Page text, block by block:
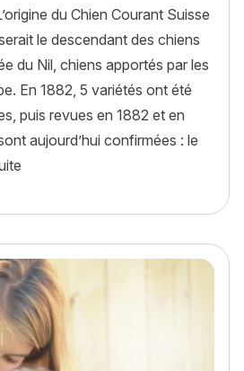
du Chien Courant Suisse
le descendant des chiens
du Nil, chiens apportés par les
En 1882, 5 variétés ont été
puis revues en 1882 et en
aujourd’hui confirmées : le